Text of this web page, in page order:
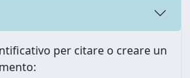
per citare o creare un